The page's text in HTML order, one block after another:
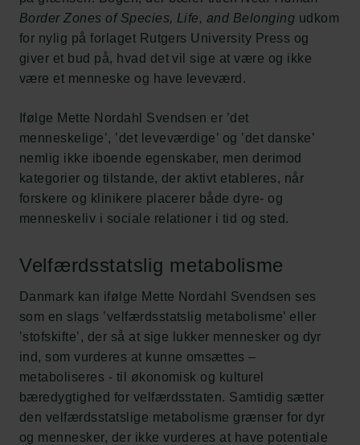
Border Zones of Species, Life, and Belonging udkom
for nylig på forlaget Rutgers University Press og
giver et bud på, hvad det vil sige at være og ikke
være et menneske og have leveværd.
Ifølge Mette Nordahl Svendsen er ’det
menneskelige’, ’det leveværdige’ og ’det danske’
nemlig ikke iboende egenskaber, men derimod
kategorier og tilstande, der aktivt etableres, når
forskere og klinikere placerer både dyre- og
menneskeliv i sociale relationer i tid og sted.
Velfærdsstatslig metabolisme
Danmark kan ifølge Mette Nordahl Svendsen ses
som en slags ’velfærdsstatslig metabolisme’ eller
’stofskifte’, der så at sige lukker mennesker og dyr
ind, som vurderes at kunne omsættes –
metaboliseres - til økonomisk og kulturel
bæredygtighed for velfærdsstaten. Samtidig sætter
den velfærdsstatslige metabolisme grænser for dyr
og mennesker, der ikke vurderes at have potentiale